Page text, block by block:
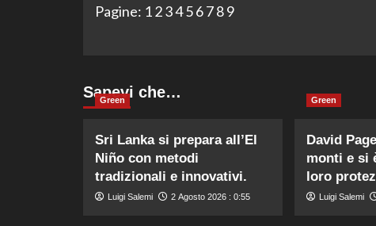
Pagine: 1 2 34 5 6 7 8 9
Sapevi che…
Green
Sri Lanka si prepara all’El
Niño con metodi
tradizionali e innovativi.
Luigi Salemi 2 Agosto 2026 : 0:55
Green
David
monti e si
loro
Luigi Salemi